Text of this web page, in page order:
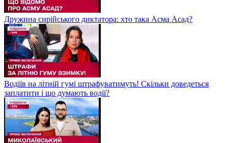
Дружина сирійського диктатора: хто така Асма Асад?
Водіїв на літній гумі штрафуватимуть! Скільки доведеться
заплатити і що думають водії?